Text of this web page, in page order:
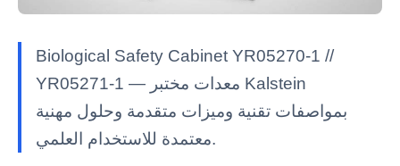
Biological Safety Cabinet YR05270-1 //
YR05271-1 — معدات مختبر Kalstein
بمواصفات تقنية وميزات متقدمة وحلول مهنية
معتمدة للاستخدام العلمي.